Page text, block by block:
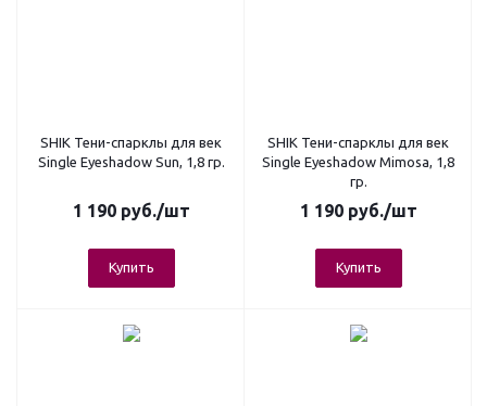
SHIK Тени-спарклы для век
Single Eyeshadow Sun, 1,8 гр.
1 190руб./шт
Купить
SHIK Тени-спарклы для век
Single Eyeshadow Mimosa, 1,8
гр.
1 190руб./шт
Купить